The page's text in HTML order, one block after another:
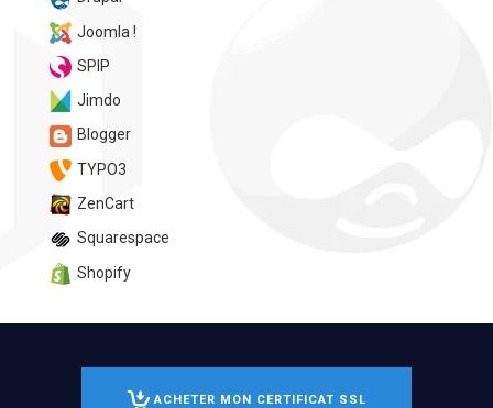
Joomla !
SPIP
Jimdo
Blogger
TYPO3
ZenCart
Squarespace
Shopify
ACHETER MON CERTIFICAT SSL